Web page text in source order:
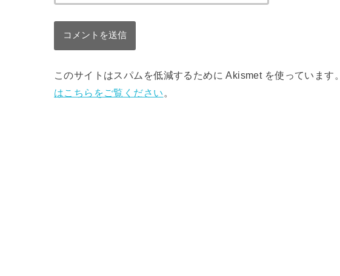
このサイトはスパムを低減するために Akismet を使っています。
はこちらをご覧ください